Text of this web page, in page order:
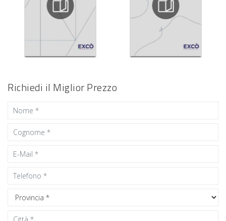
Richiedi il Miglior Prezzo